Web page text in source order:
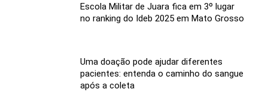
Escola Militar de Juara fica em 3º lugar
no ranking do Ideb 2025 em Mato Grosso
Uma doação pode ajudar diferentes
pacientes: entenda o caminho do sangue
após a coleta